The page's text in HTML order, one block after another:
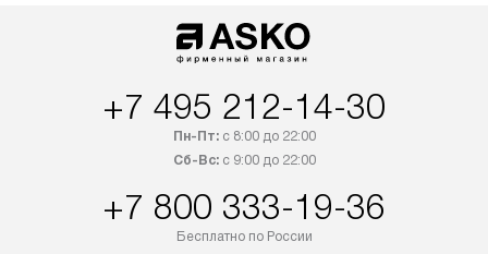
+7 495 212-14-30
Пн-Пт:с 8:00 до 22:00
Сб-Вс:с 9:00 до 22:00
+7 800 333-19-36
Бесплатно по России